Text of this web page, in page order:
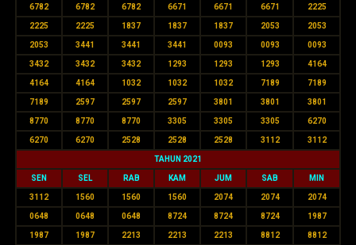
6782 6782 6782 6671 6671 6671 2225
2225 2225 1837 1837 1837 2053 2053
2053 3441 3441 3441 0093 0093 0093
3432 3432 3432 1293 1293 1293 4164
4164 4164 1032 1032 1032 7189 7189
7189 2597 2597 2597 3801 3801 3801
8770 8770 8770 3305 3305 3305 6270
6270 6270 2528 2528 2528 3112 3112
TAHUN 2021
SEN SEL RAB KAM JUM SAB MIN
3112 1560 1560 1560 2074 2074 2074
0648 0648 0648 8724 8724 8724 1987
1987 1987 2213 2213 2213 8812 8812